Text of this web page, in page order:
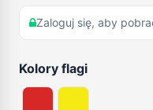
Zaloguj się, aby
Kolory flagi